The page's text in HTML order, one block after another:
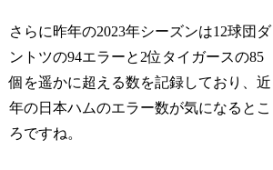
さらに昨年の2023年シーズンは12球団ダ
ントツの94エラーと2位タイガースの85
個を遥かに超える数を記録しており、近
年の日本ハムのエラー数が気になるとこ
ろですね。